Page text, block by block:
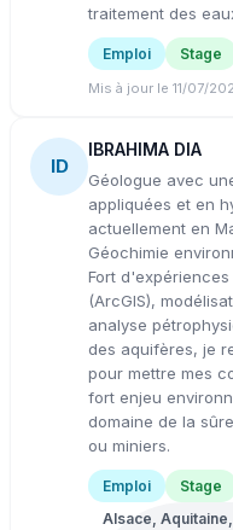
traitement des
Emploi Stage
Mis à jour le 11/07/
ID
IBRAHIMA DIA
Géologue avec
appliquées et en
actuellement en
Géochimie
Fort
(ArcGIS),
analyse
des aquifères, je
pour mettre mes
fort enjeu
domaine de la
ou miniers.
Emploi
Stage
Alsace,